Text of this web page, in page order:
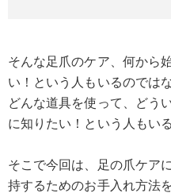
そんな足爪のケア、何から
い！という人もいるのでは
どんな道具を使って、どう
に知りたい！という人もい
そこで今回は、足の爪ケア
持するためのお手入れ方法